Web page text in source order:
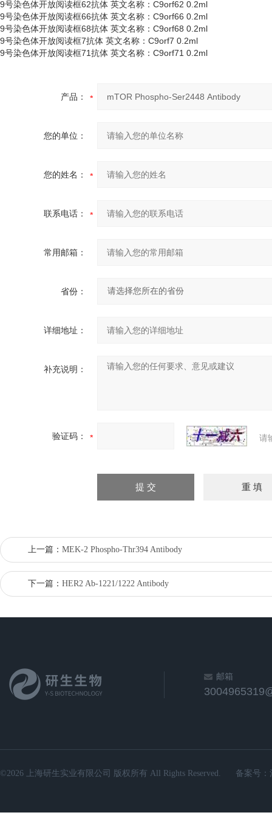
9号染色体开放阅读框62抗体 英文名称：C9orf62 0.2ml
9号染色体开放阅读框66抗体 英文名称：C9orf66 0.2ml
9号染色体开放阅读框68抗体 英文名称：C9orf68 0.2ml
9号染色体开放阅读框7抗体 英文名称：C9orf7 0.2ml
9号染色体开放阅读框71抗体 英文名称：C9orf71 0.2ml
产品：
您的单位：
您的姓名：
联系电话：
常用邮箱：
省份：
详细地址：
补充说明：
验证码： 请
上一篇： MEK-2 Phospho-Thr394 Antibody
下一篇： HER2 Ab-1221/1222 Antibody
邮箱
©2026 上海研生实业有限公司 版权所有 All Rights Reserved. 备案号：